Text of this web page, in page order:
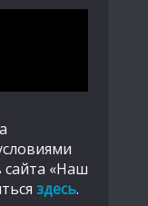
сайта «Наш
здесь.